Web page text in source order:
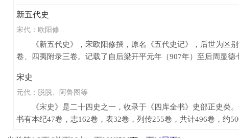
新五代史
宋代： 欧阳修
《新五代史》，宋欧阳修撰，原名《五代史记》，后世为区别
卷、四夷附录三卷。记载了自后梁开平元年（907年）至后周显德
宋史
元代： 脱脱、阿鲁图等
《宋史》是二十四史之一，收录于《四库全书》史部正史类。
书有本纪47卷，志162卷，表32卷，列传255卷，共计496卷，约